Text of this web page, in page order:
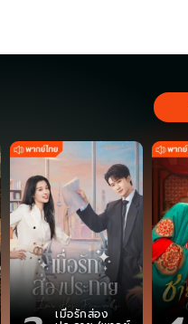
เมื่อรักส่อง